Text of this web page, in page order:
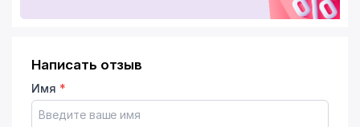
Написать отзыв
Имя *